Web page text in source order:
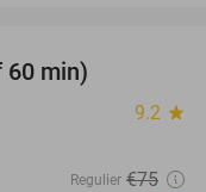
60 min)
9.2 star
Regulier €75